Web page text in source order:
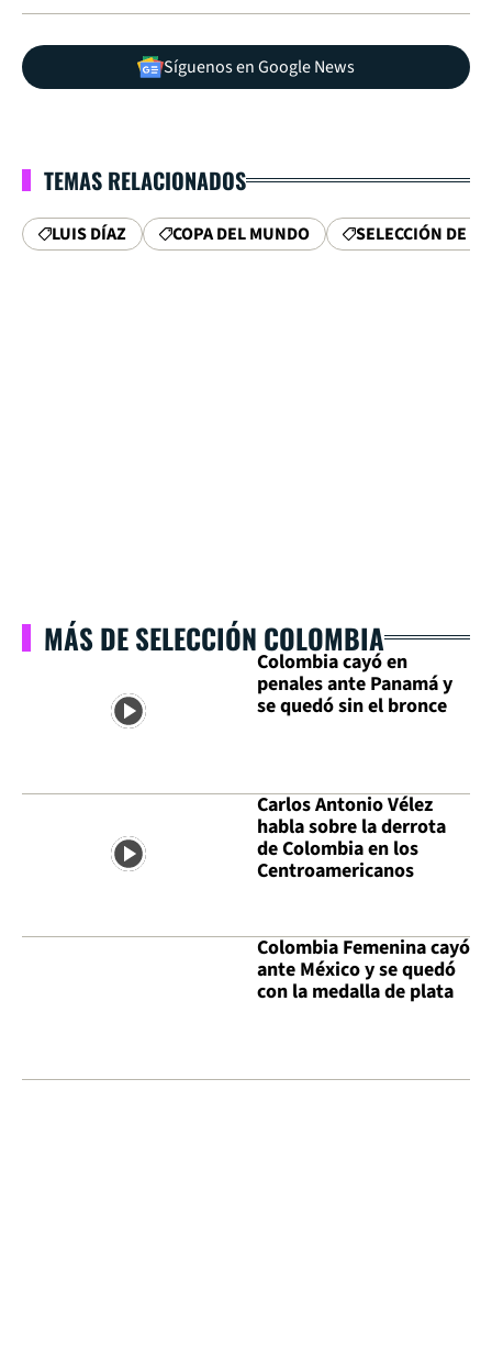
Síguenos en Google News
TEMAS RELACIONADOS
LUIS DÍAZ COPA DEL MUNDO SELECCIÓN DE
MÁS DE SELECCIÓN COLOMBIA
Colombia cayó en
penales ante Panamá y
se quedó sin el bronce
Carlos Antonio Vélez
habla sobre la derrota
de Colombia en los
Centroamericanos
Colombia Femenina cayó
ante México y se quedó
con la medalla de plata